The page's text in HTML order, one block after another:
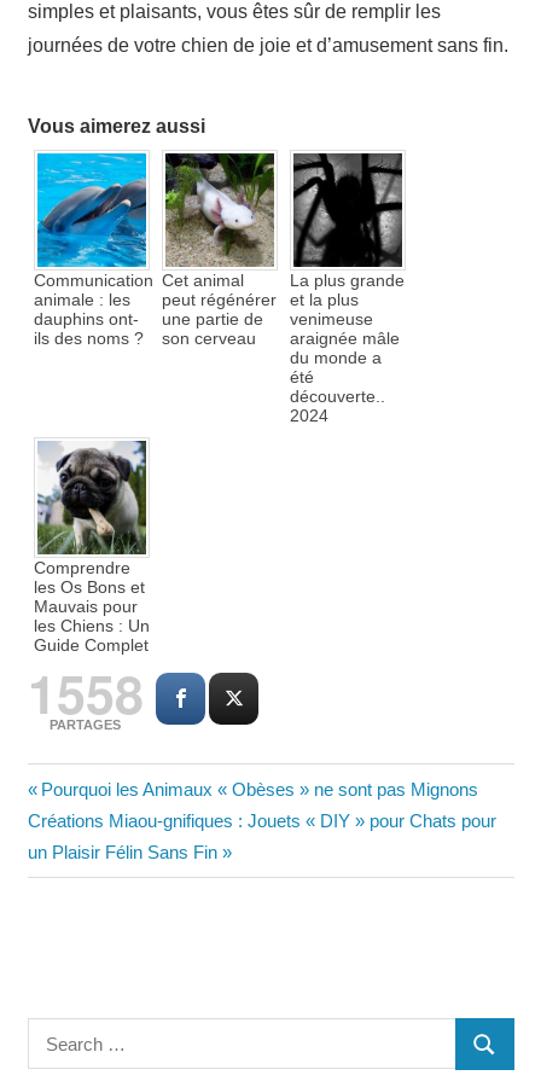
simples et plaisants, vous êtes sûr de remplir les
journées de votre chien de joie et d’amusement sans fin.
Vous aimerez aussi
Communication
animale : les
dauphins ont-
ils des noms ?
Cet animal
peut régénérer
une partie de
son cerveau
La plus grande
et la plus
venimeuse
araignée mâle
du monde a
été
découverte..
2024
Comprendre
les Os Bons et
Mauvais pour
les Chiens : Un
Guide Complet
1558
PARTAGES
Navigation
de
l’article
Previous
Post:
Pourquoi les Animaux « Obèses » ne sont pas Mignons
Next
Post:
Créations Miaou-gnifiques : Jouets « DIY » pour Chats pour
un Plaisir Félin Sans Fin
Search
for:
SEARCH